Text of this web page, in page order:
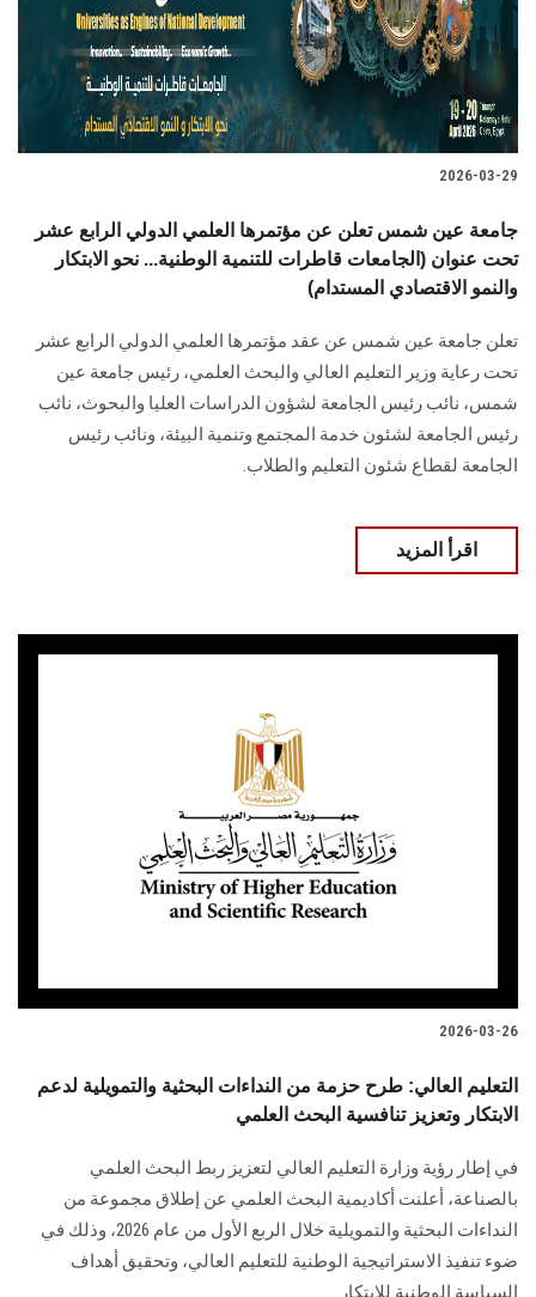
2026-03-29
جامعة عين شمس تعلن عن مؤتمرها العلمي الدولي الرابع عشر
تحت عنوان (الجامعات قاطرات للتنمية الوطنية... نحو الابتكار
والنمو الاقتصادي المستدام)
تعلن جامعة عين شمس عن عقد مؤتمرها العلمي الدولي الرابع عشر
تحت رعاية وزير التعليم العالي والبحث العلمي، رئيس جامعة عين
شمس، نائب رئيس الجامعة لشؤون الدراسات العليا ‏والبحوث، نائب
رئيس الجامعة لشئون خدمة المجتمع وتنمية البيئة، ونائب رئيس
الجامعة لقطاع شئون التعليم والطلاب.
اقرأ المزيد
2026-03-26
التعليم العالي: طرح حزمة من النداءات البحثية والتمويلية لدعم
الابتكار وتعزيز تنافسية البحث العلمي
في إطار رؤية وزارة التعليم العالي لتعزيز ربط البحث العلمي
بالصناعة، أعلنت أكاديمية البحث العلمي عن إطلاق مجموعة من
النداءات البحثية والتمويلية خلال الربع الأول من عام 2026، وذلك في
ضوء تنفيذ الاستراتيجية الوطنية للتعليم العالي، وتحقيق أهداف
السياسة الوطنية للابتكار.